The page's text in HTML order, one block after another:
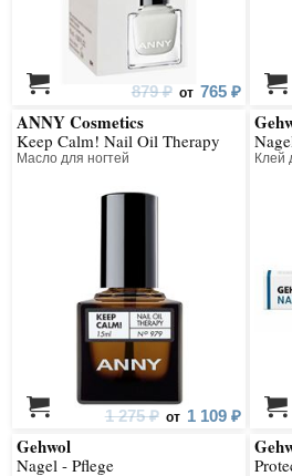
879 ₽ от 765 ₽
ANNY Cosmetics
Keep Calm! Nail Oil Therapy
Масло для ногтей
1 275 ₽ от 1 109 ₽
Клей
Gehwol
Nagel - Pflege